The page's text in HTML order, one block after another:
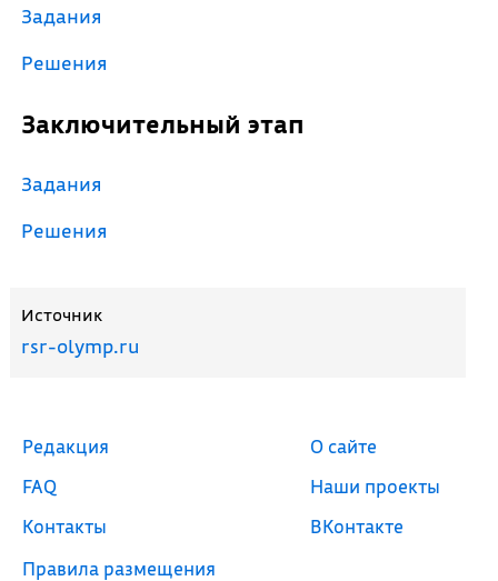
Задания
Решения
Заключительный этап
Задания
Решения
Источник
rsr-olymp.ru
Редакция
FAQ
Контакты
Правила размещения
О сайте
Наши проекты
ВКонтакте